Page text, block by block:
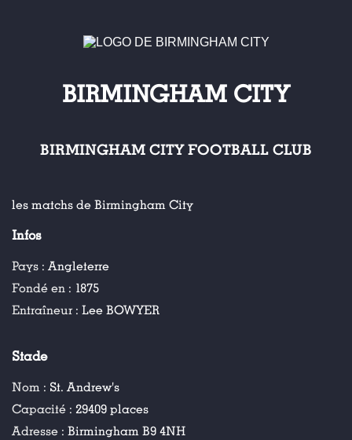
BIRMINGHAM CITY
BIRMINGHAM CITY FOOTBALL CLUB
les matchs de Birmingham City
Infos
Pays : Angleterre
Fondé en : 1875
Entraîneur : Lee BOWYER
Stade
Nom : St. Andrew's
Capacité : 29409 places
Adresse : Birmingham B9 4NH